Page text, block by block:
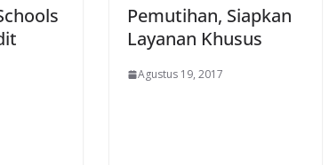
Pemutihan, Siapkan
Layanan Khusus
Agustus 19, 2017